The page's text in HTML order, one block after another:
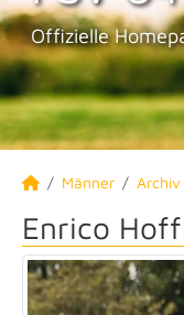
Offizielle
Männer Archiv
Enrico